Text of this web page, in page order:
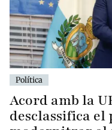
Política
Acord amb la
desclassifica